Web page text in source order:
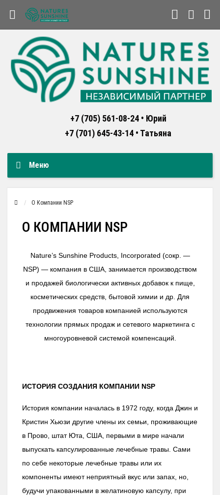
+7 (705) 561-08-24 • Юрий
+7 (701) 645-43-14 • Татьяна
Меню
О Компании NSP
О КОМПАНИИ NSP
Nature’s Sunshine Products, Incorporated (сокр. —
NSP) — компания в США, занимается производством
и продажей биологически активных добавок к пище,
косметических средств, бытовой химии и др. Для
продвижения товаров компанией используются
технологии прямых продаж и сетевого маркетинга с
многоуровневой системой компенсаций.
ИСТОРИЯ СОЗДАНИЯ КОМПАНИИ NSP
История компании началась в 1972 году, когда Джин и
Кристин Хьюзи другие члены их семьи, проживающие
в Прово, штат Юта, США, первыми в мире начали
выпускать капсулированные лечебные травы. Сами
по себе некоторые лечебные травы или их
компоненты имеют неприятный вкус или запах, но,
будучи упакованными в желатиновую капсулу, при